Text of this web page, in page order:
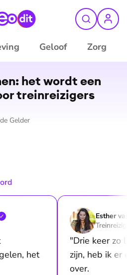
Geloof Zorg
het wordt een
trein­rei­zi­gers
Gelder
het
Esther
"Drie keer zo
zijn, heb ik er
over.